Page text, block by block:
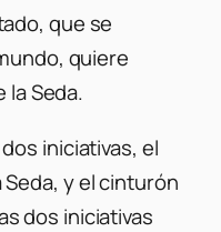
que se
quiere
la Seda.
iniciativas, el
y el cinturón
dos iniciativas